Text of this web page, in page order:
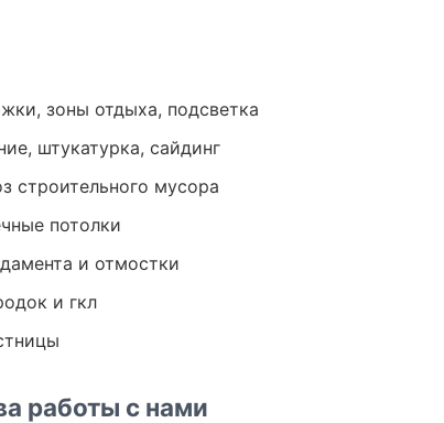
зоны отдыха, подсветка
штукатурка, сайдинг
строительного мусора
потолки
и отмостки
и гкл
работы с нами